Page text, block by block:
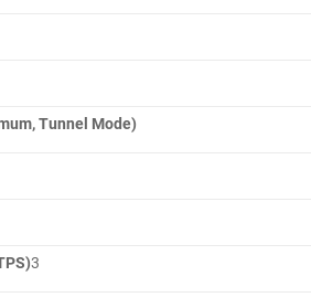
Tunnel Mode)
3